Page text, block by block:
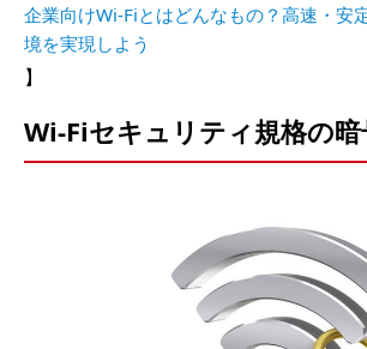
企業向けWi-Fiとはどんなもの？高速・安
境を実現しよう
】
Wi-Fiセキュリティ規格の暗